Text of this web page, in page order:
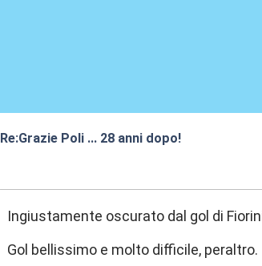
Re:Grazie Poli ... 28 anni dopo!
Ingiustamente oscurato dal gol di
Gol bellissimo e molto difficile, peraltro.